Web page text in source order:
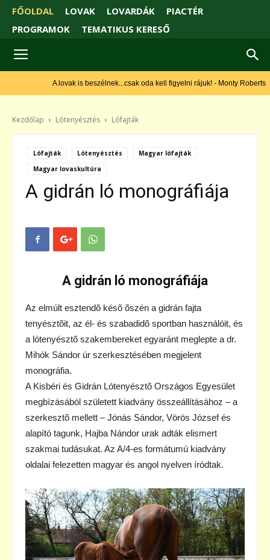
FŐOLDAL LOVAK LOVARDÁK
PIACTÉR
PROGRAMOK
TEMATIKUS KERESŐ
A lovak is beszélnek...csak oda kell figyelni rájuk! - Monty Roberts
Kezdőlap Lótenyésztés Lófajták
Lófajták Lótenyésztés
Magyar lófajták
Magyar lovaskultúra
A gidrán ló monográfiája
A gidrán ló monográfiája
Az elmúlt esztendõ késõ õszén a gidrán fajta
tenyésztõit, az él- és szabadidõ sportban használóit, és
a lótenyésztõ szakembereket egyaránt meglepte a dr.
Mihók Sándor úr szerkesztésében megjelent
monográfia.
A Kisbéri és Gidrán Lótenyésztõ Országos Egyesület
megbízásából született kiadvány összeállításához – a
szerkesztõ mellett – Jónás Sándor, Vörös József és
alapító tagunk, Hajba Nándor urak adták elismert
szakmai tudásukat. Az A/4-es formátumú kiadvány
oldalai felezetten magyar és angol nyelven íródtak.